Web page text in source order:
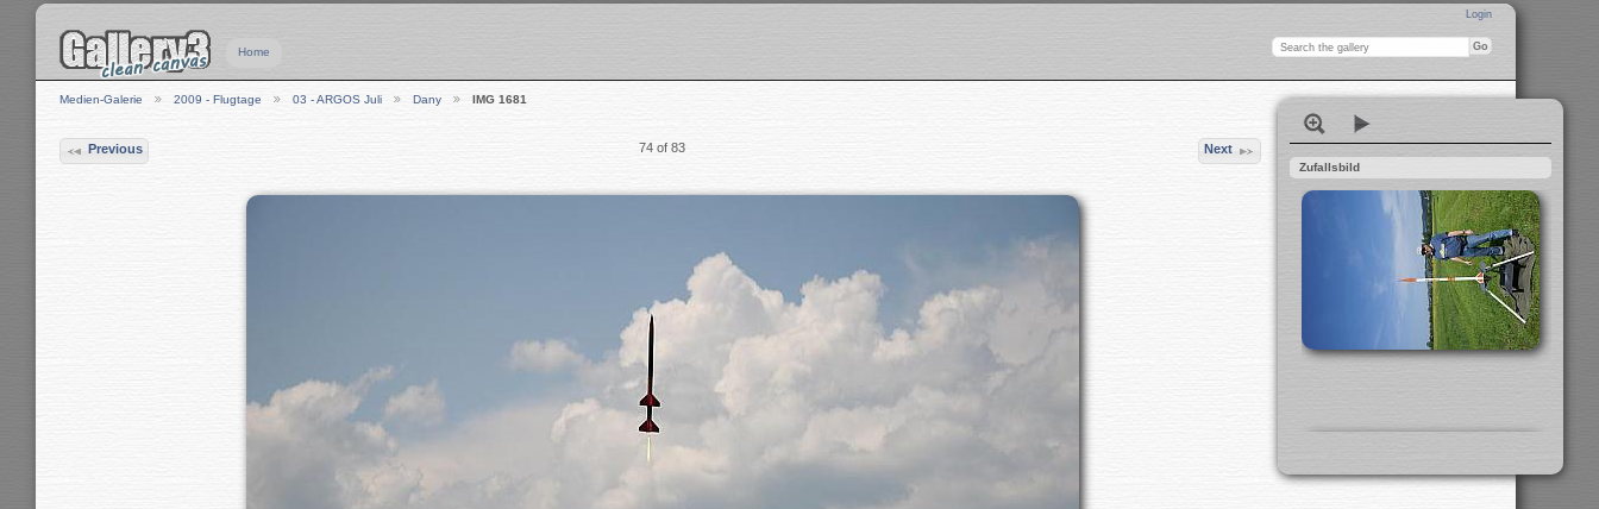
Login
Home
Medien-Galerie 2009 - Flugtage 03 - ARGOS Juli Dany IMG 1681
Previous 74 of 83 Next
Zufallsbild